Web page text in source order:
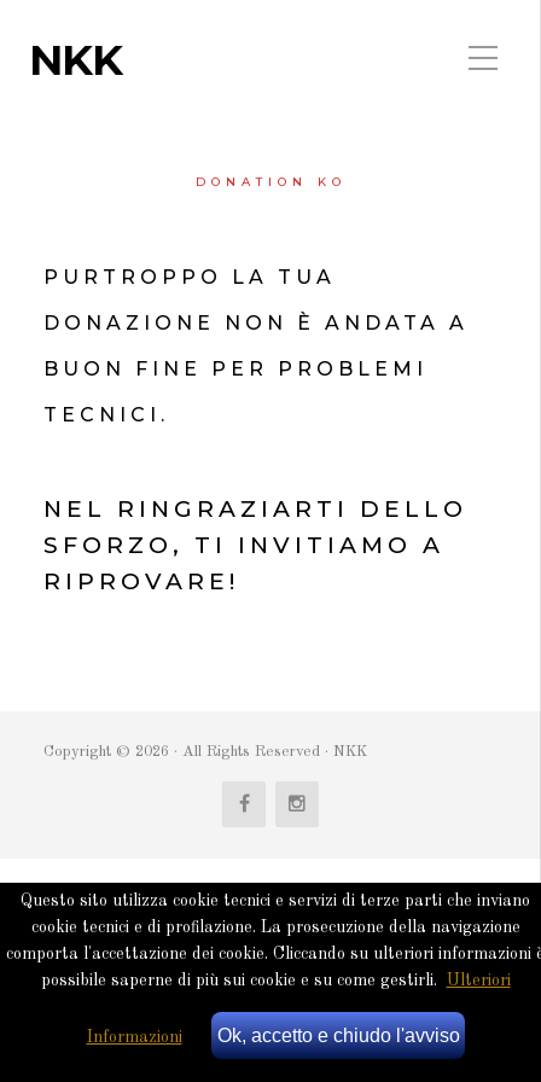
NKK
DONATION KO
PURTROPPO LA TUA
DONAZIONE NON È ANDATA A
BUON FINE PER PROBLEMI
TECNICI.
NEL RINGRAZIARTI DELLO
SFORZO, TI INVITIAMO A
RIPROVARE!
Copyright © 2026 · All Rights Reserved · NKK
Questo sito utilizza cookie tecnici e servizi di terze parti che inviano
cookie tecnici e di profilazione. La prosecuzione della navigazione
comporta l'accettazione dei cookie. Cliccando su ulteriori informazioni
possibile saperne di più sui cookie e su come gestirli.
Ulteriori
Informazioni Ok, accetto e chiudo l'avviso